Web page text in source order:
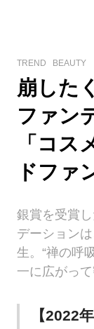
TREND BEAUTY
崩した
ファン
「コス
ドファ
銀賞を受賞
デーション
生。“禅の呼
一に広がって
【2022